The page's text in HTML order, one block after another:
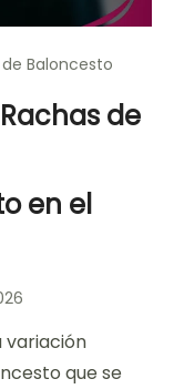
Baloncesto
de
en el
variación
que se